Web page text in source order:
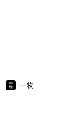
一物